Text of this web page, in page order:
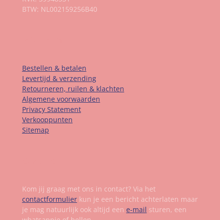
BTW: NL002159256B40
Bestellen & betalen
Levertijd & verzending
Retourneren, ruilen & klachten
Algemene voorwaarden
Privacy Statement
Verkooppunten
Sitemap
Kom jij graag met ons in contact? Via het
contactformulierkun je een bericht achterlaten maar
je mag natuurlijk ook altijd een e-mail sturen, een